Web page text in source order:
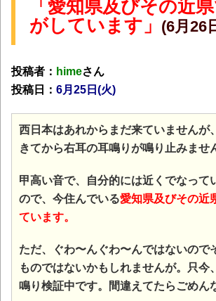
「愛知県及びその近
がしています」 (6月26
投稿者： himeさん
投稿日： 6月25日(火)
西日本はあれからまだ来ていませんが
きてから右耳の耳鳴りが鳴り止みませ
甲高い音で、
自分的には近くでなって
ので、今住んでいる愛知県及びその近
ています。
ただ、ぐわ〜んぐわ〜んではないので
ものではないかもしれませんが。只今
鳴り検証中です。間違えてたらごめん